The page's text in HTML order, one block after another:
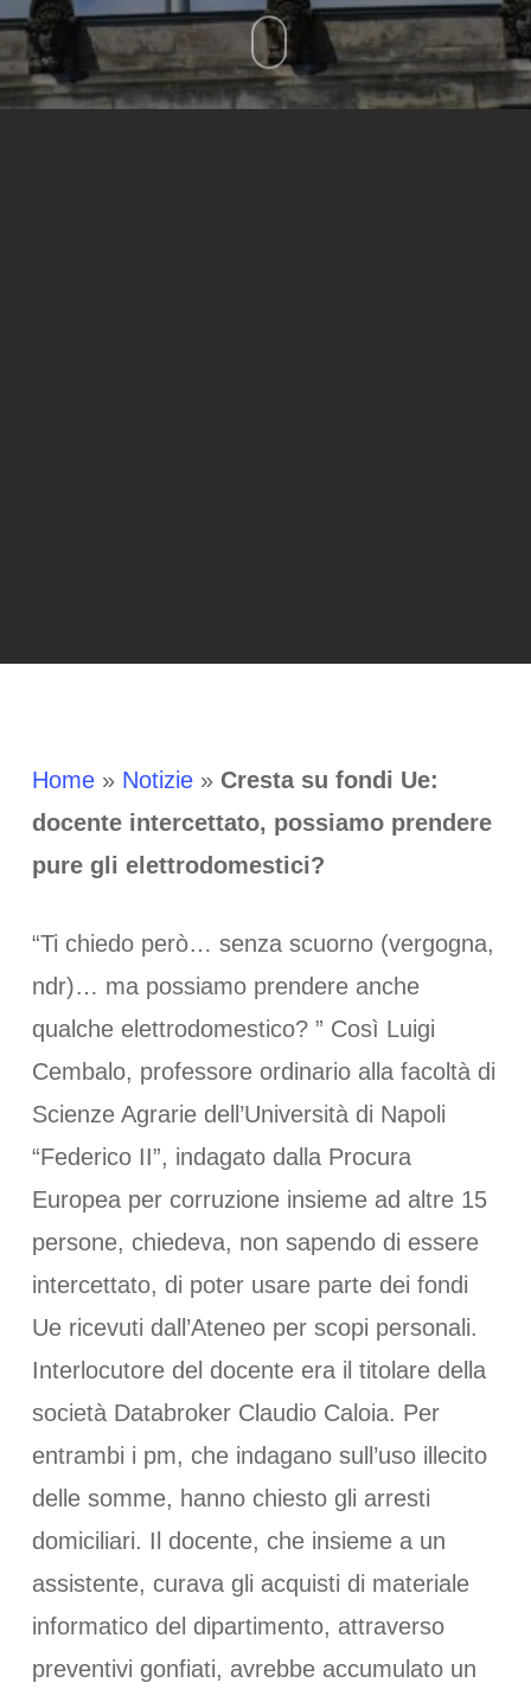
Home» Notizie» Cresta su fondi Ue:
docente intercettato, possiamo prendere
pure gli elettrodomestici?
“Ti chiedo però… senza scuorno (vergogna,
ndr)… ma possiamo prendere anche
qualche elettrodomestico? ” Così Luigi
Cembalo, professore ordinario alla facoltà di
Scienze Agrarie dell’Università di Napoli
“Federico II”, indagato dalla Procura
Europea per corruzione insieme ad altre 15
persone, chiedeva, non sapendo di essere
intercettato, di poter usare parte dei fondi
Ue ricevuti dall’Ateneo per scopi personali.
Interlocutore del docente era il titolare della
società Databroker Claudio Caloia. Per
entrambi i pm, che indagano sull’uso illecito
delle somme, hanno chiesto gli arresti
domiciliari. Il docente, che insieme a un
assistente, curava gli acquisti di materiale
informatico del dipartimento, attraverso
preventivi gonfiati, avrebbe accumulato un